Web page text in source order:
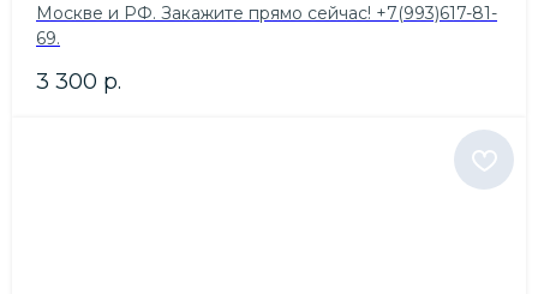
Москве и РФ. Закажите прямо сейчас! +7(993)617-81-
69.
3 300 р.